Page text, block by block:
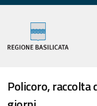
Policoro,